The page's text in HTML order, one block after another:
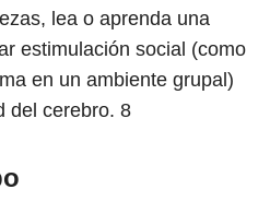
lea o aprenda una
estimulación social (como
en un ambiente grupal)
del cerebro. 8